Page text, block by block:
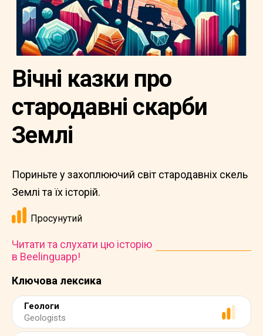
Ключова лексика
Геологи
Geologists
Вічні казки про
стародавні скарби
Землі
Пориньте у захоплюючий світ стародавніх скель
Землі та їх історій.
Просунутий
Читати та слухати цю історію
в Beelinguapp!